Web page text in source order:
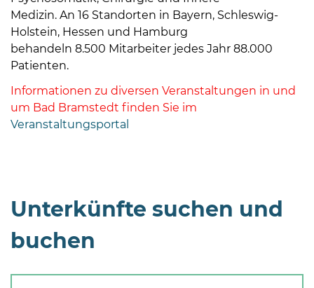
Medizin. An 16 Standorten in Bayern, Schleswig-
Holstein, Hessen und Hamburg
behandeln 8.500 Mitarbeiter jedes Jahr 88.000
Patienten.
Informationen zu diversen Veranstaltungen in und
um Bad Bramstedt finden Sie im
Veranstaltungsportal
Unterkünfte suchen und
buchen